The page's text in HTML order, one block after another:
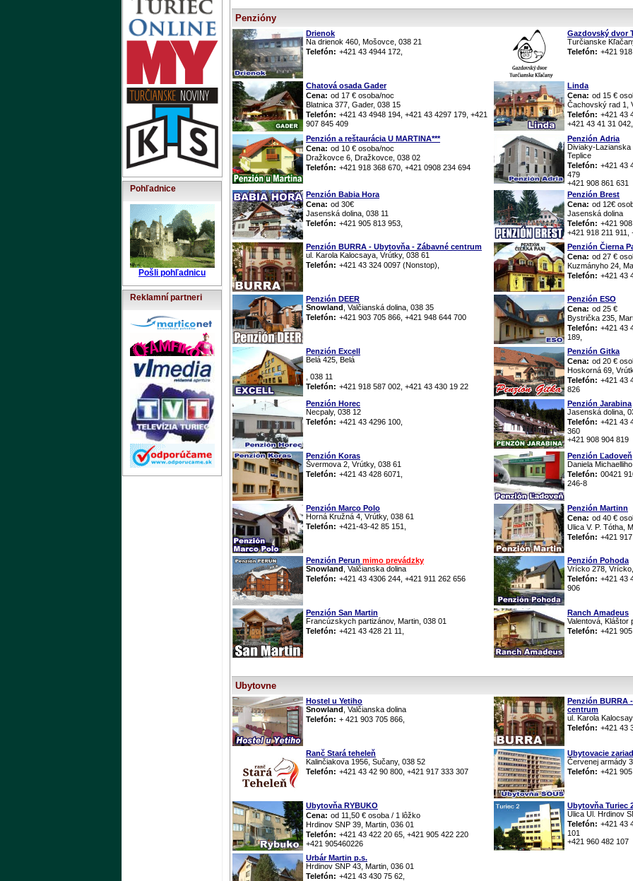
Pohľadnice
Pošli pohľadnicu
Reklamní partneri
Penzióny
Drienok
Na drienok 460, Mošovce, 038 21
Telefón: +421 43 4944 172,
Gazdovský dvor
Turčianske
Telefón: +421
Chatová osada Gader
Cena: od 17 € osoba/noc
Blatnica 377, Gader, 038 15
Telefón: +421 43 4948 194, +421 43 4297 179, +421
907 845 409
Linda
Cena: od 15 €
Čachovský rad 1,
Telefón: +421 43
+421 43 41 31
Penzión a reštaurácia U MARTINA***
Cena: od 10 € osoba/noc
Dražkovce 6, Dražkovce, 038 02
Telefón: +421 918 368 670, +421 0908 234 694
Penzión Adria
Diviaky-Lazianska
Teplice
Telefón: +421 43
479
+421 908 861 631
Penzión Babia Hora
Cena: od 30€
Jasenská dolina, 038 11
Telefón: +421 905 813 953,
Penzión Brest
Cena: od 12€
Jasenská dolina
Telefón: +421
+421 918 211 911,
Penzión BURRA - Ubytovňa - Zábavné centrum
ul. Karola Kalocsaya, Vrútky, 038 61
Telefón: +421 43 324 0097 (Nonstop),
Penzión Čierna
Cena: od 27 €
Kuzmányho 24,
Telefón: +421 43
Penzión DEER
Snowland , Valčianská dolina, 038 35
Telefón: +421 903 705 866, +421 948 644 700
Penzión ESO
Cena: od 25 €
Bystrička 235,
Telefón: +421 43
189,
Penzión Excell
Belá 425, Belá
, 038 11
Telefón: +421 918 587 002, +421 43 430 19 22
Penzión Gitka
Cena: od 20 €
Hoskorná 69,
Telefón: +421 43
826
Penzión Horec
Necpaly, 038 12
Telefón: +421 43 4296 100,
Penzión Jarabina
Jasenská dolina,
Telefón: +421 43
360
+421 908 904 819
Penzión Koras
Švermova 2, Vrútky, 038 61
Telefón: +421 43 428 6071,
Penzión Ľadoveň
Daniela
Telefón: 00421
246-8
Penzión Marco Polo
Horná Kružná 4, Vrútky, 038 61
Telefón: +421-43-42 85 151,
Penzión Martinn
Cena: od 40 €
Ulica V. P. Tótha,
Telefón: +421
Penzión Perun mimo prevádzky
Snowland , Valčianska dolina
Telefón: +421 43 4306 244, +421 911 262 656
Penzión Pohoda
Vrícko 278,
Telefón: +421 43
906
Penzión San Martin
Francúzskych partizánov, Martin, 038 01
Telefón: +421 43 428 21 11,
Ranch Amadeus
Valentová, Kláštor
Telefón: +421
Ubytovne
Hostel u Yetiho
Snowland , Valčianska dolina
Telefón: + 421 903 705 866,
Penzión BURRA
centrum
ul. Karola
Telefón: +421 43
Ranč Stará teheleň
Kalinčiakova 1956, Sučany, 038 52
Telefón: +421 43 42 90 800, +421 917 333 307
Ubytovacie
Červenej armády
Telefón: +421
Ubytovňa RYBUKO
Cena: od 11,50 € osoba / 1 lôžko
Hrdinov SNP 39, Martin, 036 01
Telefón: +421 43 422 20 65, +421 905 422 220
+421 905460226
Ubytovňa Turiec
Ulica Ul. Hrdinov
Telefón: +421 43
101
+421 960 482 107
Urbár Martin p.s.
Hrdinov SNP 43, Martin, 036 01
Telefón: +421 43 430 75 62,